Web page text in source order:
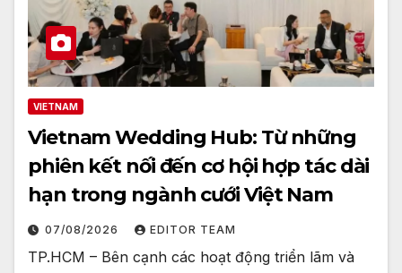
VIETNAM
Vietnam Wedding Hub: Từ những
phiên kết nối đến cơ hội hợp tác dài
hạn trong ngành cưới Việt Nam
07/08/2026 EDITOR TEAM
TP.HCM – Bên cạnh các hoạt động triển lãm và